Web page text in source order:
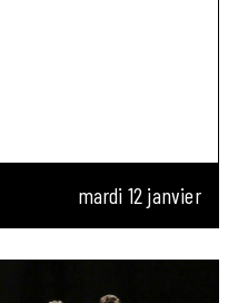
mardi 12 janvier